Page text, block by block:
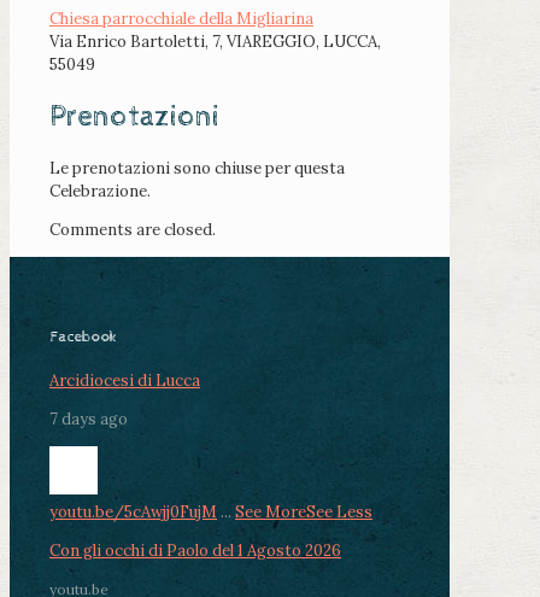
Chiesa parrocchiale della Migliarina
Via Enrico Bartoletti, 7, VIAREGGIO, LUCCA,
55049
Prenotazioni
Le prenotazioni sono chiuse per questa
Celebrazione.
Comments are closed.
Facebook
Arcidiocesi di Lucca
7 days ago
youtu.be/5cAwjj0FujM ... See MoreSee Less
Con gli occhi di Paolo del 1 Agosto 2026
youtu.be